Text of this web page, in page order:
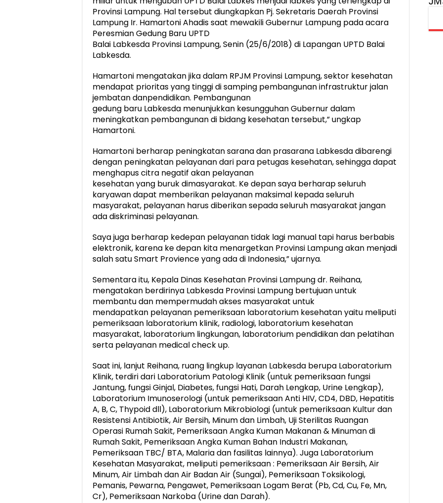
Provinsi Lampung. Hal tersebut diungkapkan Pj. Sekretaris Daerah Provinsi
Lampung Ir. Hamartoni Ahadis saat mewakili Gubernur Lampung pada acara
Peresmian Gedung Baru UPTD
Balai Labkesda Provinsi Lampung, Senin (25/6/2018) di Lapangan UPTD Balai
Labkesda.
Hamartoni mengatakan jika dalam RPJM Provinsi Lampung, sektor kesehatan
mendapat prioritas yang tinggi di samping pembangunan infrastruktur jalan
jembatan danpendidikan. Pembangunan
gedung baru Labkesda menunjukkan kesungguhan Gubernur dalam
meningkatkan pembangunan di bidang kesehatan tersebut,” ungkap
Hamartoni.
Hamartoni berharap peningkatan sarana dan prasarana Labkesda dibarengi
dengan peningkatan pelayanan dari para petugas kesehatan, sehingga dapat
menghapus citra negatif akan pelayanan
kesehatan yang buruk dimasyarakat. Ke depan saya berharap seluruh
karyawan dapat memberikan pelayanan maksimal kepada seluruh
masyarakat, pelayanan harus diberikan sepada seluruh masyarakat jangan
ada diskriminasi pelayanan.
Saya juga berharap kedepan pelayanan tidak lagi manual tapi harus berbabis
elektronik, karena ke depan kita menargetkan Provinsi Lampung akan menjadi
salah satu Smart Provience yang ada di Indonesia,” ujarnya.
Sementara itu, Kepala Dinas Kesehatan Provinsi Lampung dr. Reihana,
mengatakan berdirinya Labkesda Provinsi Lampung bertujuan untuk
membantu dan mempermudah akses masyarakat untuk
mendapatkan pelayanan pemeriksaan laboratorium kesehatan yaitu meliputi
pemeriksaan laboratorium klinik, radiologi, laboratorium kesehatan
masyarakat, laboratorium lingkungan, laboratorium pendidikan dan pelatihan
serta pelayanan medical check up.
Saat ini, lanjut Reihana, ruang lingkup layanan Labkesda berupa Laboratorium
Klinik, terdiri dari Laboratorium Patologi Klinik (untuk pemeriksaan fungsi
Jantung, fungsi Ginjal, Diabetes, fungsi Hati, Darah Lengkap, Urine Lengkap),
Laboratorium Imunoserologi (untuk pemeriksaan Anti HIV, CD4, DBD, Hepatitis
A, B, C, Thypoid dll), Laboratorium Mikrobiologi (untuk pemeriksaan Kultur dan
Resistensi Antibiotik, Air Bersih, Minum dan Limbah, Uji Sterilitas Ruangan
Operasi Rumah Sakit, Pemeriksaan Angka Kuman Makanan & Minuman di
Rumah Sakit, Pemeriksaan Angka Kuman Bahan Industri Makanan,
Pemeriksaan TBC/ BTA, Malaria dan fasilitas lainnya). Juga Laboratorium
Kesehatan Masyarakat, meliputi pemeriksaan : Pemeriksaan Air Bersih, Air
Minum, Air Limbah dan Air Badan Air (Sungai), Pemeriksaan Toksikologi,
Pemanis, Pewarna, Pengawet, Pemeriksaan Logam Berat (Pb, Cd, Cu, Fe, Mn,
Cr), Pemeriksaan Narkoba (Urine dan Darah).